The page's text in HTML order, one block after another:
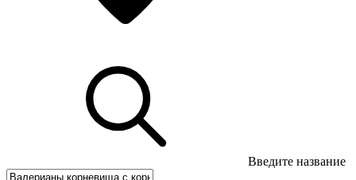
Введите название